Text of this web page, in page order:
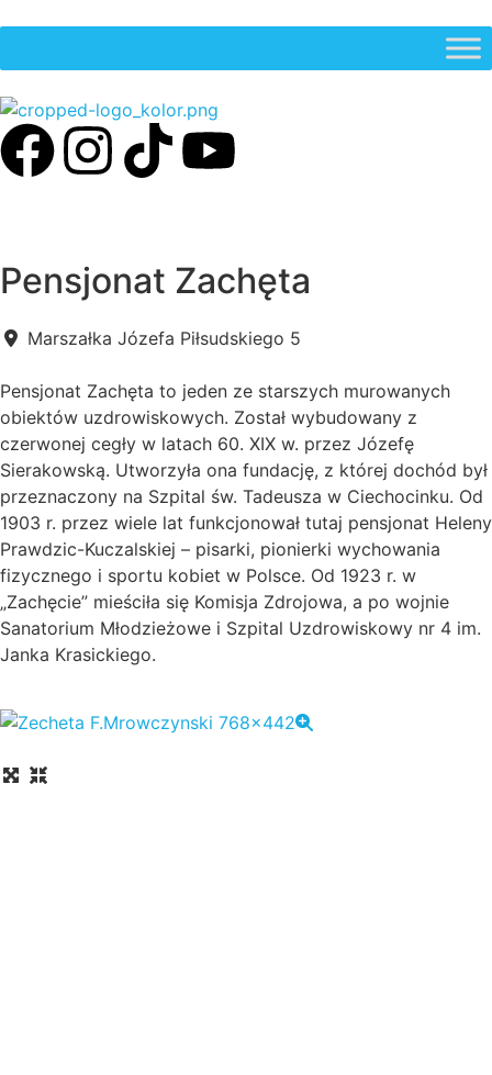
Pensjonat Zachęta
Marszałka Józefa Piłsudskiego 5
Pensjonat Zachęta to jeden ze starszych murowanych
obiektów uzdrowiskowych. Został wybudowany z
czerwonej cegły w latach 60. XIX w. przez Józefę
Sierakowską. Utworzyła ona fundację, z której dochód był
przeznaczony na Szpital św. Tadeusza w Ciechocinku. Od
1903 r. przez wiele lat funkcjonował tutaj pensjonat Heleny
Prawdzic-Kuczalskiej – pisarki, pionierki wychowania
fizycznego i sportu kobiet w Polsce. Od 1923 r. w
„Zachęcie” mieściła się Komisja Zdrojowa, a po wojnie
Sanatorium Młodzieżowe i Szpital Uzdrowiskowy nr 4 im.
Janka Krasickiego.